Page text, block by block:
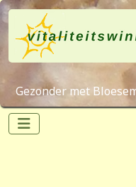
Gezonder met